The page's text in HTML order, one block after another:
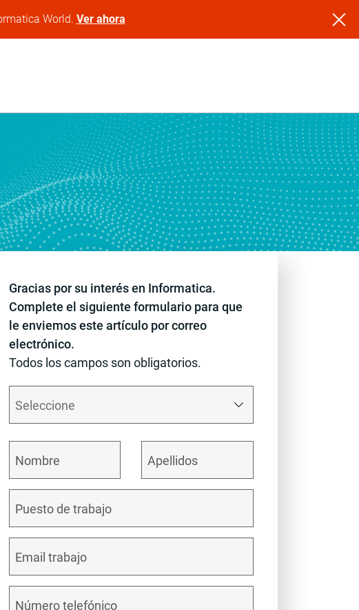
World. Ver ahora
Gracias por su interés en Informatica.
Complete el siguiente formulario para que
le enviemos este artículo por correo
electrónico.
Todos los campos son obligatorios.